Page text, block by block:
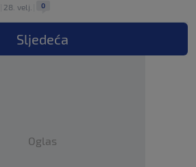
28. velj. 0
Sljedeća
Oglas